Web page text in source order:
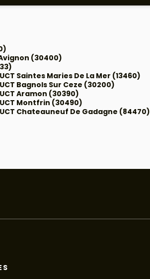
(30400)
Saintes Maries De La Mer (13460)
Bagnols Sur Ceze (30200)
Aramon (30390)
Montfrin (30490)
Chateauneuf De Gadagne (84470)